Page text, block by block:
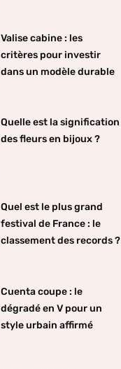
Valise cabine : les
critères pour investir
dans un modèle durable
Quelle est la signification
des fleurs en bijoux ?
Quel est le plus grand
festival de France : le
classement des records ?
Cuenta coupe : le
dégradé en V pour un
style urbain affirmé